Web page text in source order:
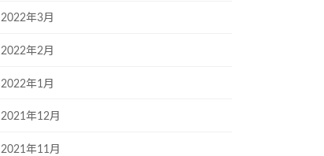
2022年3月
2022年2月
2022年1月
2021年12月
2021年11月